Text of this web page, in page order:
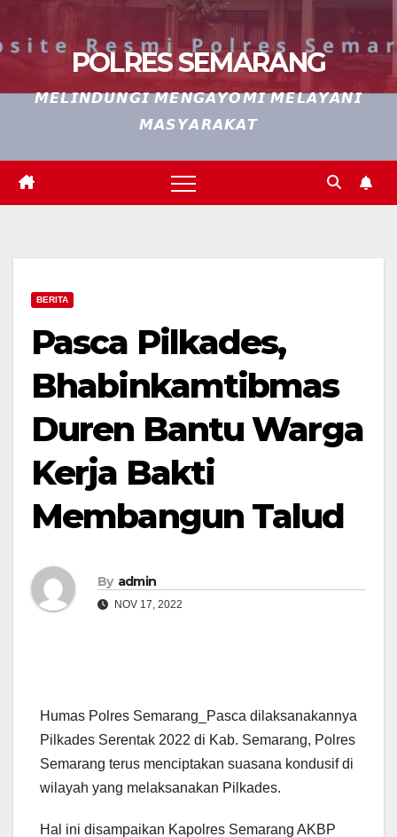
POLRES SEMARANG
𝙈𝙀𝙇𝙄𝙉𝘿𝙐𝙉𝙂𝙄 𝙈𝙀𝙉𝙂𝘼𝙔𝙊𝙈𝙄 𝙈𝙀𝙇𝘼𝙔𝘼𝙉𝙄
𝙈𝘼𝙎𝙔𝘼𝙍𝘼𝙆𝘼𝙏
BERITA
Pasca Pilkades,
Bhabinkamtibmas
Duren Bantu Warga
Kerja Bakti
Membangun Talud
By admin
NOV 17, 2022
Humas Polres Semarang_Pasca dilaksanakannya
Pilkades Serentak 2022 di Kab. Semarang, Polres
Semarang terus menciptakan suasana kondusif di
wilayah yang melaksanakan Pilkades.
Hal ini disampaikan Kapolres Semarang AKBP